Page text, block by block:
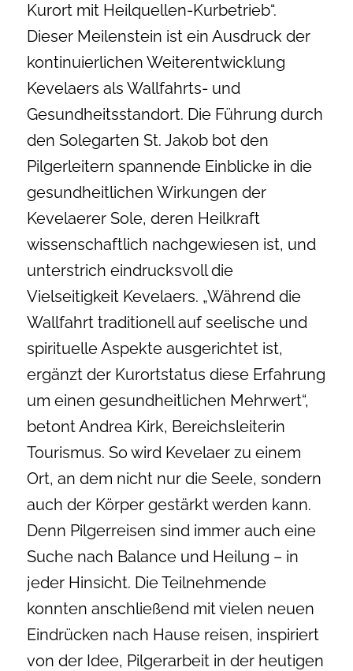
Kurort mit Heilquellen-Kurbetrieb“.
Dieser Meilenstein ist ein Ausdruck der
kontinuierlichen Weiterentwicklung
Kevelaers als Wallfahrts- und
Gesundheitsstandort. Die Führung durch
den Solegarten St. Jakob bot den
Pilgerleitern spannende Einblicke in die
gesundheitlichen Wirkungen der
Kevelaerer Sole, deren Heilkraft
wissenschaftlich nachgewiesen ist, und
unterstrich eindrucksvoll die
Vielseitigkeit Kevelaers. „Während die
Wallfahrt traditionell auf seelische und
spirituelle Aspekte ausgerichtet ist,
ergänzt der Kurortstatus diese Erfahrung
um einen gesundheitlichen Mehrwert“,
betont Andrea Kirk, Bereichsleiterin
Tourismus. So wird Kevelaer zu einem
Ort, an dem nicht nur die Seele, sondern
auch der Körper gestärkt werden kann.
Denn Pilgerreisen sind immer auch eine
Suche nach Balance und Heilung – in
jeder Hinsicht. Die Teilnehmende
konnten anschließend mit vielen neuen
Eindrücken nach Hause reisen, inspiriert
von der Idee, Pilgerarbeit in der heutigen